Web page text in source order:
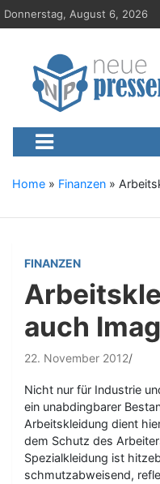
S
k
Donnerstag, August 6, 2026
Neue-
Presseportal,
Home » Finanzen »
FINANZEN
auch
22. November 2012
Nicht nur für Industrie
ein unabdingbarer
Arbeitskleidung dient
dem Schutz des
Spezialkleidung ist
schmutzabweisend,